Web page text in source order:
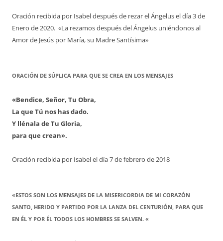
Oración recibida por Isabel después de rezar el Ángelus el día 3 de
Enero de 2020. «La rezamos después del Ángelus uniéndonos al
Amor de Jesús por María, su Madre Santísima»
ORACIÓN DE SÚPLICA PARA QUE SE CREA EN LOS MENSAJES
«Bendice, Señor, Tu Obra,
La que Tú nos has dado.
Y llénala de Tu Gloria,
para que crean».
Oración recibida por Isabel el día 7 de febrero de 2018
«ESTOS SON LOS MENSAJES DE LA MISERICORDIA DE MI CORAZÓN
SANTO, HERIDO Y PARTIDO POR LA LANZA DEL CENTURIÓN, PARA QUE
EN ÉL Y POR ÉL TODOS LOS HOMBRES SE SALVEN. «